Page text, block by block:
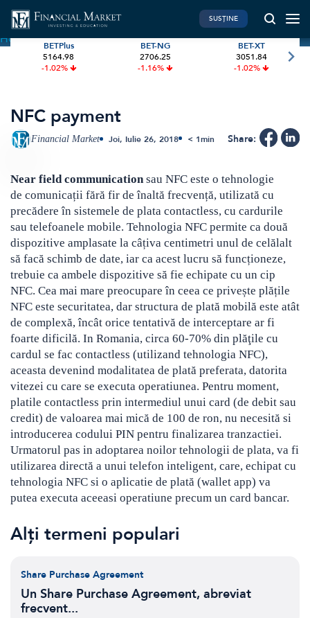
Home»Terms»NFC payment
PIATA DE CAPITAL
International
BVB Recap
Bursa
Acțiunea Zilei
Brokeri
BROKERI
FINANTE PERSONALE
Asigurari
Start-Up
FINTECH
Artificial Intelligence
Digital Trends
Crypto
Digital payments
TERMENUL ZILEI
GREEN FINANCE
ESG Investments
Renewable Energy
Sustainability
SUSȚINE
BETPlus
5164.98
-1.02%
BET-NG
2706.25
-1.16%
BET-XT
3051.84
-1.02%
NFC payment
Financial Market Joi, Iulie 26, 2018 < 1min Share:
Near field communication sau NFC este o tehnologie
de comunicații fără fir de înaltă frecvență, utilizată cu
precădere în sistemele de plata contactless, cu cardurile
sau telefoanele mobile. Tehnologia NFC permite ca două
dispozitive amplasate la câțiva centimetri unul de celălalt
să facă schimb de date, iar ca acest lucru să funcționeze,
trebuie ca ambele dispozitive să fie echipate cu un cip
NFC. Cea mai mare preocupare în ceea ce privește plățile
NFC este securitatea, dar structura de plată mobilă este atât
de complexă, încât orice tentativă de interceptare ar fi
foarte dificilă. In Romania, circa 60-70% din plăţile cu
cardul se fac contactless (utilizand tehnologia NFC),
aceasta devenind modalitatea de plată preferata, datorita
vitezei cu care se executa operatiunea. Pentru moment,
platile contactless prin intermediul unui card (de debit sau
credit) de valoarea mai mică de 100 de ron, nu necesită si
introducerea codului PIN pentru finalizarea tranzactiei.
Urmatorul pas in adoptarea noilor tehnologii de plata, va fi
utilizarea directă a unui telefon inteligent, care, echipat cu
tehnologia NFC si o aplicatie de plată (wallet app) va
putea executa aceeasi operatiune precum un card bancar.
Alți termeni populari
Share Purchase Agreement
Un Share Purchase Agreement, abreviat
frecvent...